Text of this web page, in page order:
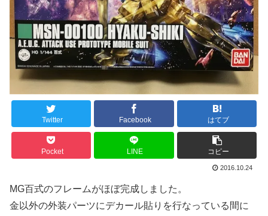
Twitter Facebook はてブ
Pocket LINE コピー
2016.10.24
MG百式のフレームがほぼ完成しました。
金以外の外装パーツにデカール貼りを行なっている間に